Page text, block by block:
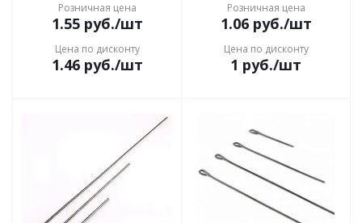
Розничная цена
1.55руб./шт
Цена по дисконту
1.46руб./шт
Розничная цена
1.06руб./шт
Цена по дисконту
1 руб./шт